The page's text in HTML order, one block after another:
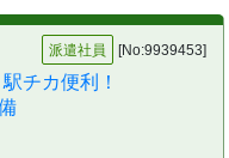
派遣社員 [No:9939453]
チカ便利！